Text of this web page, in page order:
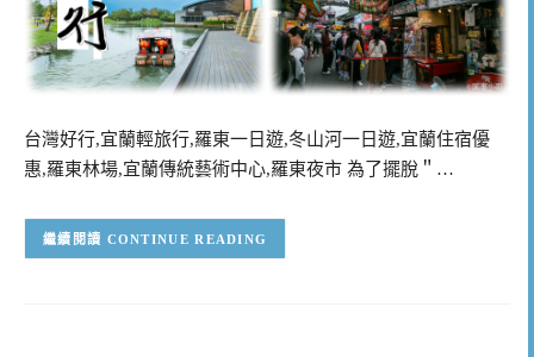
台灣好行,宜蘭輕旅行,羅東一日遊,冬山河一日遊,宜蘭住宿優
惠,羅東林場,宜蘭傳統藝術中心,羅東夜市 為了擺脫＂…
CONTINUE READING